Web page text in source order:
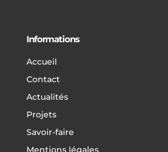
Informations
Accueil
Contact
Actualités
Projets
Savoir-faire
Mentions légales